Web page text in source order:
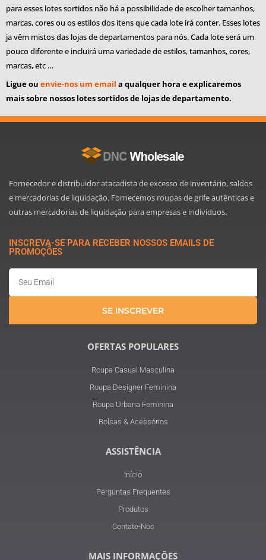
para esses lotes sortidos não há a possibilidade de escolher tamanhos,
marcas, cores ou os estilos dos itens que cada lote irá conter. Esses lotes
ja vêm mistos das lojas de departamentos para nós. Cada lote será um
pouco diferente e incluirá uma variedade de estilos, tamanhos, cores,
marcas, etc …
Ligue ou envie-nos um email a qualquer hora e explicaremos
mais sobre nossos lotes sortidos de lojas de departamento.
Fornecedor e distribuidor atacadista de excesso de inventário, saldos
e mercadorias de liquidação. Fornecemos roupas de grife autênticas e
outras mercadorias de liquidação para empresas e indivíduos.
INSCREVA-SE PARA RECEBER NOSSOS EMAILS DE
PROMOÇÕES
SE INSCREVER
OFERTAS POPULARES
Roupa Casual Masculina
Roupa Designer Feminina
Roupa Urbana Feminina
Bolsas & Acessórios
ASSISTÊNCIA
Início
Perguntas Frequentes
Produtos
Contate-Nos
MAIS INFORMAÇÕES